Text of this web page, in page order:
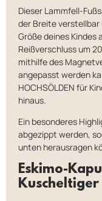
Dieser Lammfell-
der Breite verstellbar
Größe deines Kindes
Reißverschluss um
mithilfe des
angepasst werden
HOCHSÖLDEN für
hinaus.
Ein besonderes
abgezippt werden,
unten herausragen
Eskimo-
Kuscheltiger